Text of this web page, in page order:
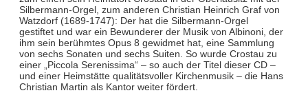
Silbermann-Orgel, zum anderen Christian Heinrich Graf von
Watzdorf (1689-1747): Der hat die Silbermann-Orgel
gestiftet und war ein Bewunderer der Musik von Albinoni, der
ihm sein berühmtes Opus 8 gewidmet hat, eine Sammlung
von sechs Sonaten und sechs Suiten. So wurde Crostau zu
einer „Piccola Serenissima“ – so auch der Titel dieser CD –
und einer Heimstätte qualitätsvoller Kirchenmusik – die Hans
Christian Martin als Kantor weiter fördert.